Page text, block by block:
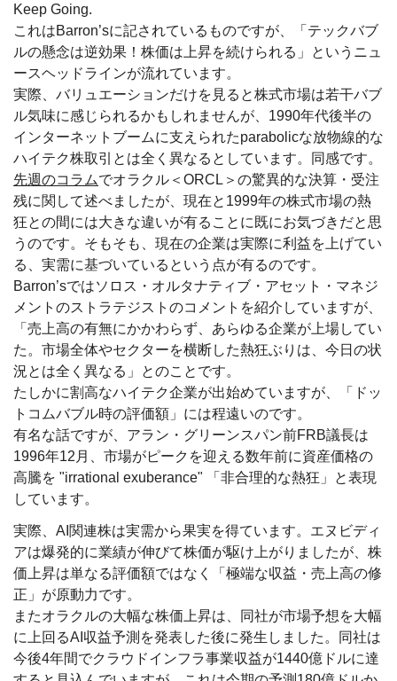
Keep Going.
これはBarron’sに記されているものですが、「テックバブ
ルの懸念は逆効果！株価は上昇を続けられる」というニュ
ースヘッドラインが流れています。
実際、バリュエーションだけを見ると株式市場は若干バブ
ル気味に感じられるかもしれませんが、1990年代後半の
インターネットブームに支えられたparabolicな放物線的な
ハイテク株取引とは全く異なるとしています。同感です。
先週のコラムでオラクル＜ORCL＞の驚異的な決算・受注
残に関して述べましたが、現在と1999年の株式市場の熱
狂との間には大きな違いが有ることに既にお気づきだと思
うのです。そもそも、現在の企業は実際に利益を上げてい
る、実需に基づいているという点が有るのです。
Barron’sではソロス・オルタナティブ・アセット・マネジ
メントのストラテジストのコメントを紹介していますが、
「売上高の有無にかかわらず、あらゆる企業が上場してい
た。市場全体やセクターを横断した熱狂ぶりは、今日の状
況とは全く異なる」とのことです。
たしかに割高なハイテク企業が出始めていますが、「ドッ
トコムバブル時の評価額」には程遠いのです。
有名な話ですが、アラン・グリーンスパン前FRB議長は
1996年12月、市場がピークを迎える数年前に資産価格の
高騰を "irrational exuberance" 「非合理的な熱狂」と表現
しています。
実際、AI関連株は実需から果実を得ています。エヌビディ
アは爆発的に業績が伸びて株価が駆け上がりましたが、株
価上昇は単なる評価額ではなく「極端な収益・売上高の修
正」が原動力です。
またオラクルの大幅な株価上昇は、同社が市場予想を大幅
に上回るAI収益予測を発表した後に発生しました。同社は
今後4年間でクラウドインフラ事業収益が1440億ドルに達